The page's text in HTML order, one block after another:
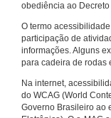
obediência ao
O termo
participação de
informações. Alguns
para cadeira de rodas
Na internet,
do WCAG (World
Governo Brasileiro ao